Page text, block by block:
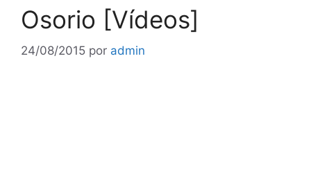
Osorio [Vídeos]
24/08/2015 por admin